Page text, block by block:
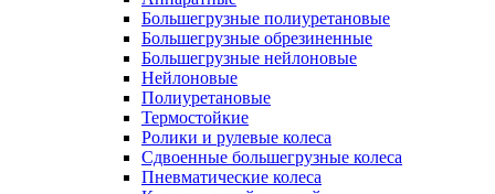
Большегрузные полиуретановые
Большегрузные обрезиненные
Большегрузные нейлоновые
Нейлоновые
Полиуретановые
Термостойкие
Ролики и рулевые колеса
Сдвоенные большегрузные колеса
Пневматические колеса